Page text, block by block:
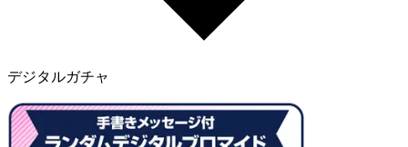
デジタルガチャ